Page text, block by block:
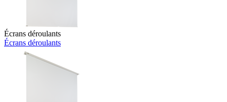
Écrans déroulants
Écrans déroulants